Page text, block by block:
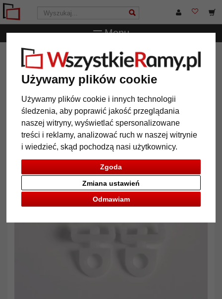
Używamy plików cookie
Używamy plików cookie i innych technologii
śledzenia, aby poprawić jakość przeglądania
naszej witryny, wyświetlać spersonalizowane
treści i reklamy, analizować ruch w naszej witrynie
i wiedzieć, skąd pochodzą nasi użytkownicy.
Zgoda
Odmawiam
Zmiana ustawień
Menu
WszystkieRamy.pl Akcesoria
Akcesoria do szyn
galeryjnych
5 szt. zawieszek przeciwpoślizgowych
5 szt. zawieszek
przeciwpoślizgowych